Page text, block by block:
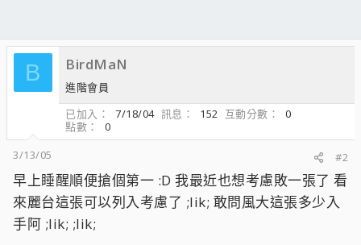
B BirdMaN
進階會員
已加入
7/18/04 訊息 152 互動分數
0
點數
0
3/13/05
#2
早上睡醒順便搶個第一 :D 我最近也想考慮敗一張了 看
來麗台這張可以列入考慮了 ;lik; 敢問風大這張多少入
手阿 ;lik; ;lik;